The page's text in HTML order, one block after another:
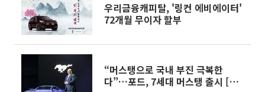
우리금융캐피탈, '링컨 에비에이터'
72개월 무이자 할부
“머스탱으로 국내 부진 극복한
다”…포드, 7세대 머스탱 출시 [종